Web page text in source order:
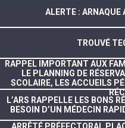
ALERTE : ARNAQUE
TROUVÉ
RAPPEL IMPORTANT AUX
LE PLANNING DE
SCOLAIRE, LES ACCUEILS
L’ARS RAPPELLE LES BONS
BESOIN D’UN MÉDECIN